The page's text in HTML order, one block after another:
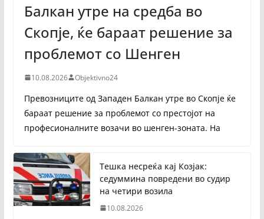
Балкан утре на средба во
Скопје, ќе бараат решение за
проблемот со Шенген
10.08.2026 Objektivno24
Превозниците од Западен Балкан утре во Скопје ќе
бараат решение за проблемот со престојот на
професионалните возачи во шенген-зоната. На
Тешка несреќа кај Козјак:
седуммина повредени во судир
на четири возила
10.08.2026